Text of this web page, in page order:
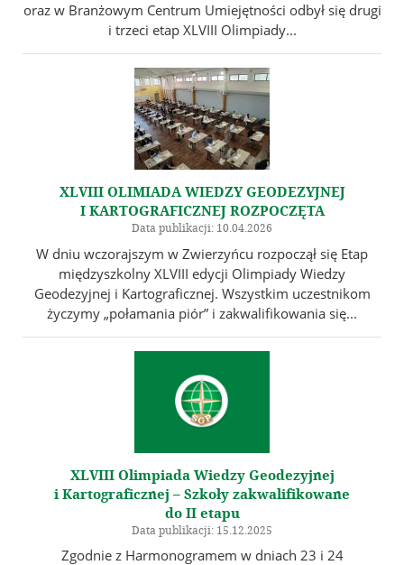
oraz w Branżowym Centrum Umiejętności odbył się drugi
i trzeci etap XLVIII Olimpiady...
XLVIII OLIMIADA WIEDZY GEODEZYJNEJ
I KARTOGRAFICZNEJ ROZPOCZĘTA
Data publikacji: 10.04.2026
W dniu wczorajszym w Zwierzyńcu rozpoczął się Etap
międzyszkolny XLVIII edycji Olimpiady Wiedzy
Geodezyjnej i Kartograficznej. Wszystkim uczestnikom
życzymy „połamania piór” i zakwalifikowania się...
XLVIII Olimpiada Wiedzy Geodezyjnej
i Kartograficznej – Szkoły zakwalifikowane
do II etapu
Data publikacji: 15.12.2025
Zgodnie z Harmonogramem w dniach 23 i 24